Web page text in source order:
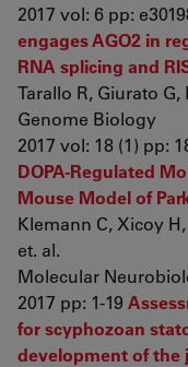
2017 vol: 6 pp:
engages AGO2 in
RNA splicing and
Tarallo R, Giurato G,
Genome Biology
2017 vol: 18 (1) pp:
DOPA-Regulated
Mouse Model of
Klemann C, Xicoy
et. al.
Molecular
2017 pp: 1-19
for scyphozoan
development of the